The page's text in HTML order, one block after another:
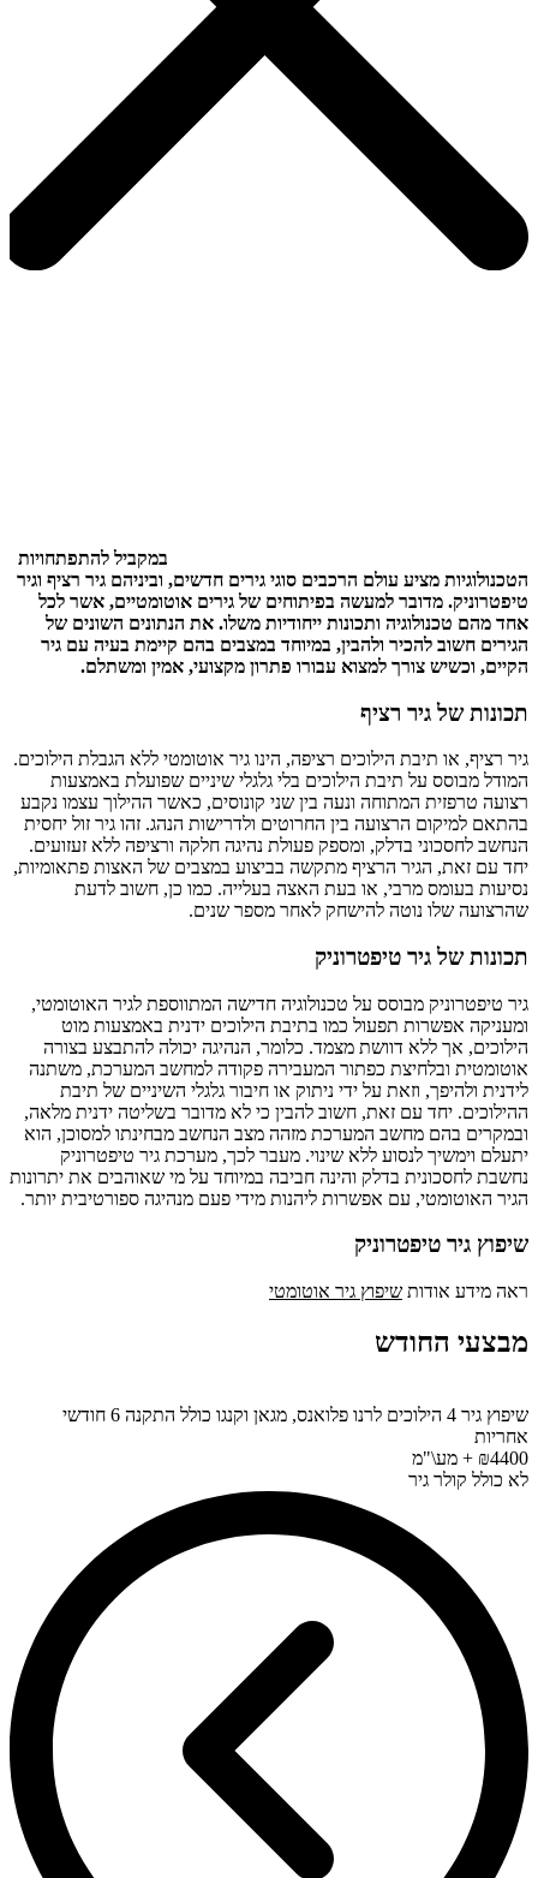
במקביל להתפתחויות
הטכנולוגיות מציע עולם הרכבים סוגי גירים חדשים, וביניהם גיר רציף וגיר
טיפטרוניק. מדובר למעשה בפיתוחים של גירים אוטומטיים, אשר לכל
אחד מהם טכנולוגיה ותכונות ייחודיות משלו. את הנתונים השונים של
הגירים חשוב להכיר ולהבין, במיוחד במצבים בהם קיימת בעיה עם גיר
הקיים, וכשיש צורך למצוא עבורו פתרון מקצועי, אמין ומשתלם.
תכונות של גיר רציף
גיר רציף, או תיבת הילוכים רציפה, הינו גיר אוטומטי ללא הגבלת הילוכים.
המודל מבוסס על תיבת הילוכים בלי גלגלי שיניים שפועלת באמצעות
רצועה טרפזית המתוחה ונעה בין שני קונוסים, כאשר ההילוך עצמו נקבע
בהתאם למיקום הרצועה בין החרוטים ולדרישות הנהג. זהו גיר זול יחסית
הנחשב לחסכוני בדלק, ומספק פעולת נהיגה חלקה ורציפה ללא זעזועים.
יחד עם זאת, הגיר הרציף מתקשה בביצוע במצבים של האצות פתאומיות,
נסיעות בעומס מרבי, או בעת האצה בעלייה. כמו כן, חשוב לדעת
שהרצועה שלו נוטה להישחק לאחר מספר שנים.
תכונות של גיר טיפטרוניק
גיר טיפטרוניק מבוסס על טכנולוגיה חדישה המתווספת לגיר האוטומטי,
ומעניקה אפשרות תפעול כמו בתיבת הילוכים ידנית באמצעות מוט
הילוכים, אך ללא דוושת מצמד. כלומר, הנהיגה יכולה להתבצע בצורה
אוטומטית ובלחיצת כפתור המעבירה פקודה למחשב המערכת, משתנה
לידנית ולהיפך, וזאת על ידי ניתוק או חיבור גלגלי השיניים של תיבת
ההילוכים. יחד עם זאת, חשוב להבין כי לא מדובר בשליטה ידנית מלאה,
ובמקרים בהם מחשב המערכת מזהה מצב הנחשב מבחינתו למסוכן, הוא
יתעלם וימשיך לנסוע ללא שינוי. מעבר לכך, מערכת גיר טיפטרוניק
נחשבת לחסכונית בדלק והינה חביבה במיוחד על מי שאוהבים את יתרונות
הגיר האוטומטי, עם אפשרות ליהנות מידי פעם מנהיגה ספורטיבית יותר.
שיפוץ גיר טיפטרוניק
ראה מידע אודות שיפוץ גיר אוטומטי
מבצעי החודש
שיפוץ גיר 4 הילוכים לרנו פלואנס, מגאן וקנגו כולל התקנה 6 חודשי
אחריות
₪4400 + מע\"מ
לא כולל קולר גיר